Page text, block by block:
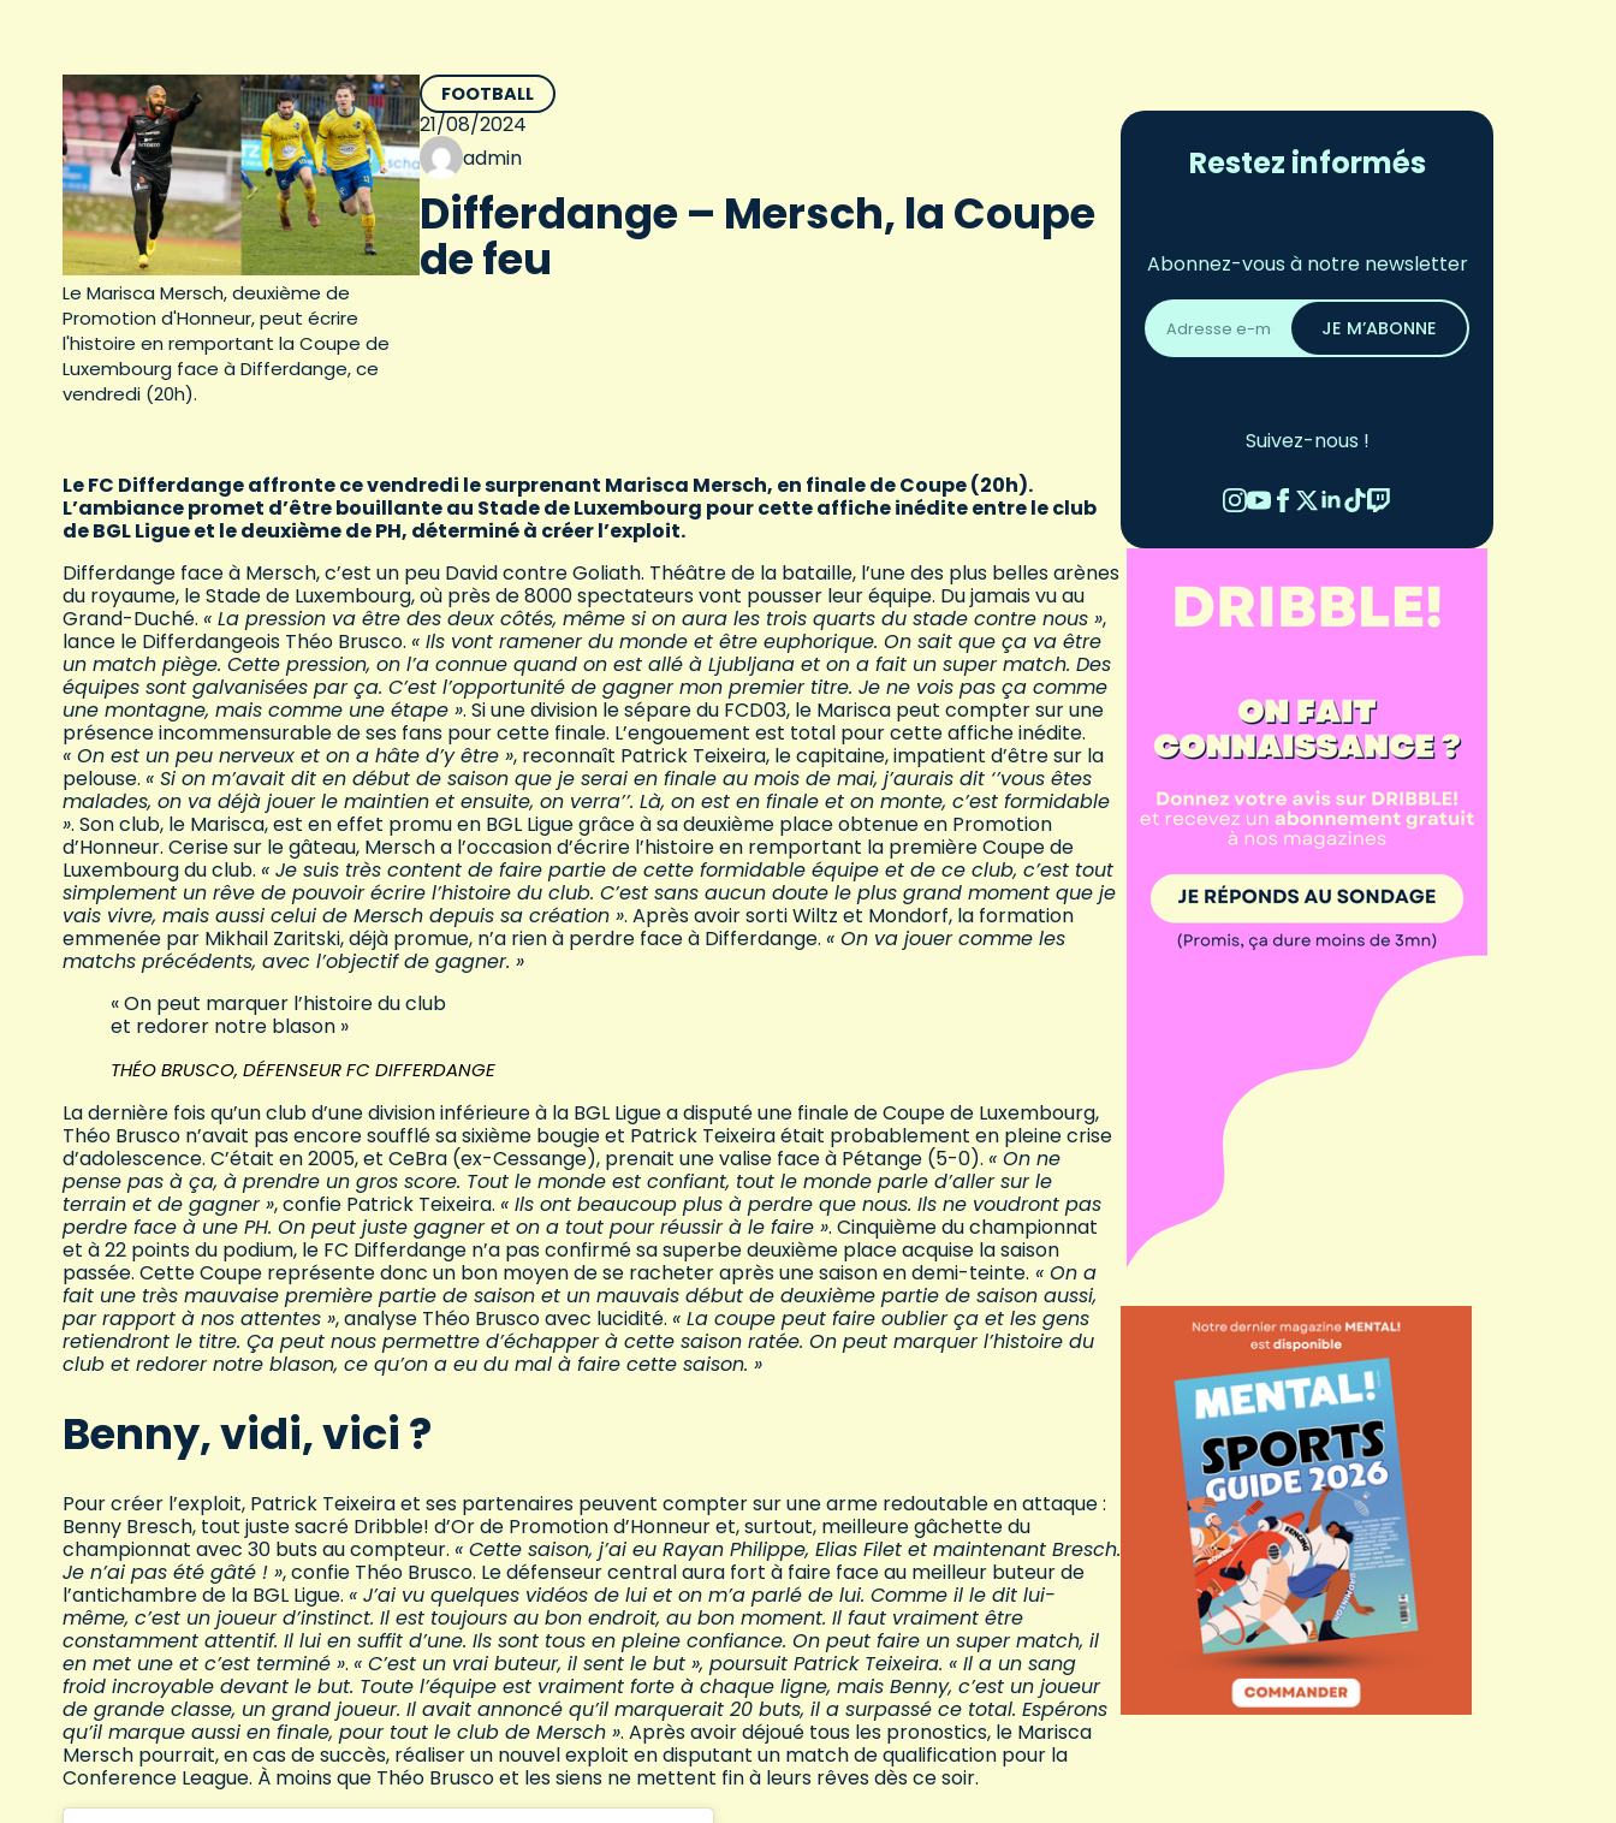
Le Marisca Mersch, deuxième de
Promotion d'Honneur, peut écrire
l'histoire en remportant la Coupe de
Luxembourg face à Differdange, ce
vendredi (20h).
FOOTBALL
21/08/2024
admin
Differdange – Mersch, la Coupe
de feu
Le FC Differdange affronte ce vendredi le surprenant Marisca Mersch, en finale de Coupe (20h).
L’ambiance promet d’être bouillante au Stade de Luxembourg pour cette affiche inédite entre le club
de BGL Ligue et le deuxième de PH, déterminé à créer l’exploit.
Differdange face à Mersch, c’est un peu David contre Goliath. Théâtre de la bataille, l’une des plus belles arènes
du royaume, le Stade de Luxembourg, où près de 8000 spectateurs vont pousser leur équipe. Du jamais vu au
Grand-Duché. « La pression va être des deux côtés, même si on aura les trois quarts du stade contre nous »,
lance le Differdangeois Théo Brusco. « Ils vont ramener du monde et être euphorique. On sait que ça va être
un match piège. Cette pression, on l’a connue quand on est allé à Ljubljana et on a fait un super match. Des
équipes sont galvanisées par ça. C’est l’opportunité de gagner mon premier titre. Je ne vois pas ça comme
une montagne, mais comme une étape ». Si une division le sépare du FCD03, le Marisca peut compter sur une
présence incommensurable de ses fans pour cette finale. L’engouement est total pour cette affiche inédite.
« On est un peu nerveux et on a hâte d’y être », reconnaît Patrick Teixeira, le capitaine, impatient d’être sur la
pelouse. « Si on m’avait dit en début de saison que je serai en finale au mois de mai, j’aurais dit ‘’vous êtes
malades, on va déjà jouer le maintien et ensuite, on verra’’. Là, on est en finale et on monte, c’est formidable
». Son club, le Marisca, est en effet promu en BGL Ligue grâce à sa deuxième place obtenue en Promotion
d’Honneur. Cerise sur le gâteau, Mersch a l’occasion d’écrire l’histoire en remportant la première Coupe de
Luxembourg du club. « Je suis très content de faire partie de cette formidable équipe et de ce club, c’est tout
simplement un rêve de pouvoir écrire l’histoire du club. C’est sans aucun doute le plus grand moment que je
vais vivre, mais aussi celui de Mersch depuis sa création ». Après avoir sorti Wiltz et Mondorf, la formation
emmenée par Mikhail Zaritski, déjà promue, n’a rien à perdre face à Differdange. « On va jouer comme les
matchs précédents, avec l’objectif de gagner. »
« On peut marquer l’histoire du club
et redorer notre blason »
THÉO BRUSCO, DÉFENSEUR FC DIFFERDANGE
La dernière fois qu’un club d’une division inférieure à la BGL Ligue a disputé une finale de Coupe de Luxembourg,
Théo Brusco n’avait pas encore soufflé sa sixième bougie et Patrick Teixeira était probablement en pleine crise
d’adolescence. C’était en 2005, et CeBra (ex-Cessange), prenait une valise face à Pétange (5-0). « On ne
pense pas à ça, à prendre un gros score. Tout le monde est confiant, tout le monde parle d’aller sur le
terrain et de gagner », confie Patrick Teixeira. « Ils ont beaucoup plus à perdre que nous. Ils ne voudront pas
perdre face à une PH. On peut juste gagner et on a tout pour réussir à le faire ». Cinquième du championnat
et à 22 points du podium, le FC Differdange n’a pas confirmé sa superbe deuxième place acquise la saison
passée. Cette Coupe représente donc un bon moyen de se racheter après une saison en demi-teinte. « On a
fait une très mauvaise première partie de saison et un mauvais début de deuxième partie de saison aussi,
par rapport à nos attentes », analyse Théo Brusco avec lucidité. « La coupe peut faire oublier ça et les gens
retiendront le titre. Ça peut nous permettre d’échapper à cette saison ratée. On peut marquer l’histoire du
club et redorer notre blason, ce qu’on a eu du mal à faire cette saison. »
Benny, vidi, vici ?
Pour créer l’exploit, Patrick Teixeira et ses partenaires peuvent compter sur une arme redoutable en attaque :
Benny Bresch, tout juste sacré Dribble! d’Or de Promotion d’Honneur et, surtout, meilleure gâchette du
championnat avec 30 buts au compteur. « Cette saison, j’ai eu Rayan Philippe, Elias Filet et maintenant Bresch.
Je n’ai pas été gâté ! », confie Théo Brusco. Le défenseur central aura fort à faire face au meilleur buteur de
l’antichambre de la BGL Ligue. « J’ai vu quelques vidéos de lui et on m’a parlé de lui. Comme il le dit lui-
même, c’est un joueur d’instinct. Il est toujours au bon endroit, au bon moment. Il faut vraiment être
constamment attentif. Il lui en suffit d’une. Ils sont tous en pleine confiance. On peut faire un super match, il
en met une et c’est terminé ». « C’est un vrai buteur, il sent le but », poursuit Patrick Teixeira. « Il a un sang
froid incroyable devant le but. Toute l’équipe est vraiment forte à chaque ligne, mais Benny, c’est un joueur
de grande classe, un grand joueur. Il avait annoncé qu’il marquerait 20 buts, il a surpassé ce total. Espérons
qu’il marque aussi en finale, pour tout le club de Mersch ». Après avoir déjoué tous les pronostics, le Marisca
Mersch pourrait, en cas de succès, réaliser un nouvel exploit en disputant un match de qualification pour la
Conference League. À moins que Théo Brusco et les siens ne mettent fin à leurs rêves dès ce soir.
Restez informés
Abonnez-vous à notre newsletter
Adresse
email
*
JE M’ABONNE
Suivez-nous !